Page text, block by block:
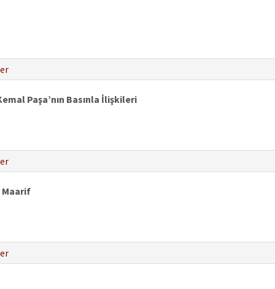
Paşa’nın Basınla İlişkileri
Maarif